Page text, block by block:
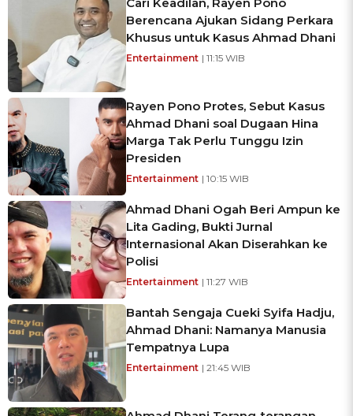
Berencana Ajukan Sidang Perkara
Khusus untuk Kasus Ahmad Dhani
Entertainment | 11:15 WIB
Rayen Pono Protes, Sebut Kasus
Ahmad Dhani soal Dugaan Hina
Marga Tak Perlu Tunggu Izin
Presiden
Entertainment | 10:15 WIB
Ahmad Dhani Ogah Beri Ampun ke
Lita Gading, Bukti Jurnal
Internasional Akan Diserahkan ke
Polisi
Entertainment | 11:27 WIB
Bantah Sengaja Cueki Syifa Hadju,
Ahmad Dhani: Namanya Manusia
Tempatnya Lupa
Entertainment | 21:45 WIB